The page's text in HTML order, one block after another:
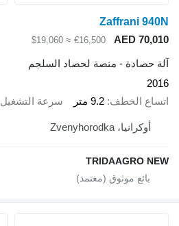
Zaffrani 940N
AED 70,010
€16,500
≈ $19,060
آلة حصادة - منصة لحصاد السلجم
2016
اتساع الخطف 9.2 متر سرعة التشغيل
أوكرانيا، Zvenyhorodka
TRIDAAGRO NEW